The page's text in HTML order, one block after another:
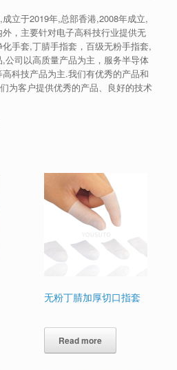
立于2019年,总部香港,2008年成立,
，主要针对电子高科技行业提供无
化手套,丁腈手指套，百级无粉手指套,
公司以高质量产品为主，服务半导体
科技产品为主.我们有优秀的产品和
为客户提供优秀的产品、良好的技术
无粉丁腈加厚切口指套
Read more